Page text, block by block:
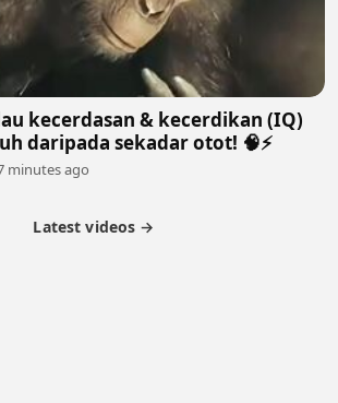
kecerdasan & kecerdikan (IQ)
daripada sekadar otot! 🧠⚡
minutes ago
Latest videos →